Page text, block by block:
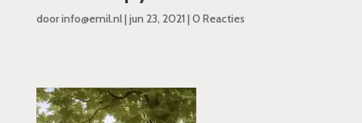
doorinfo@emil.nl| jun 23, 2021 | 0 Reacties